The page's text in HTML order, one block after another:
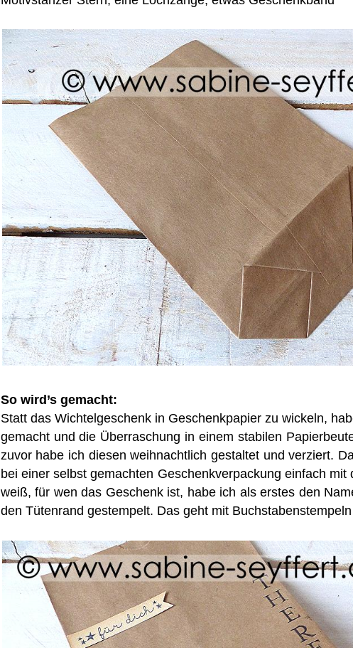
So wird’s gemacht:
Statt das Wichtelgeschenk in Geschenkpapier zu wickeln,
gemacht und die Überraschung in einem stabilen
zuvor habe ich diesen weihnachtlich gestaltet und verziert.
bei einer selbst gemachten Geschenkverpackung einfach mit
weiß, für wen das Geschenk ist, habe ich als erstes den
den Tütenrand gestempelt. Das geht mit